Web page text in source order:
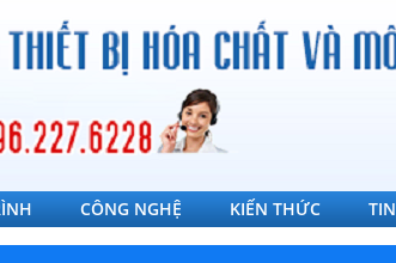
CÔNG NGHỆ KIẾN THỨC